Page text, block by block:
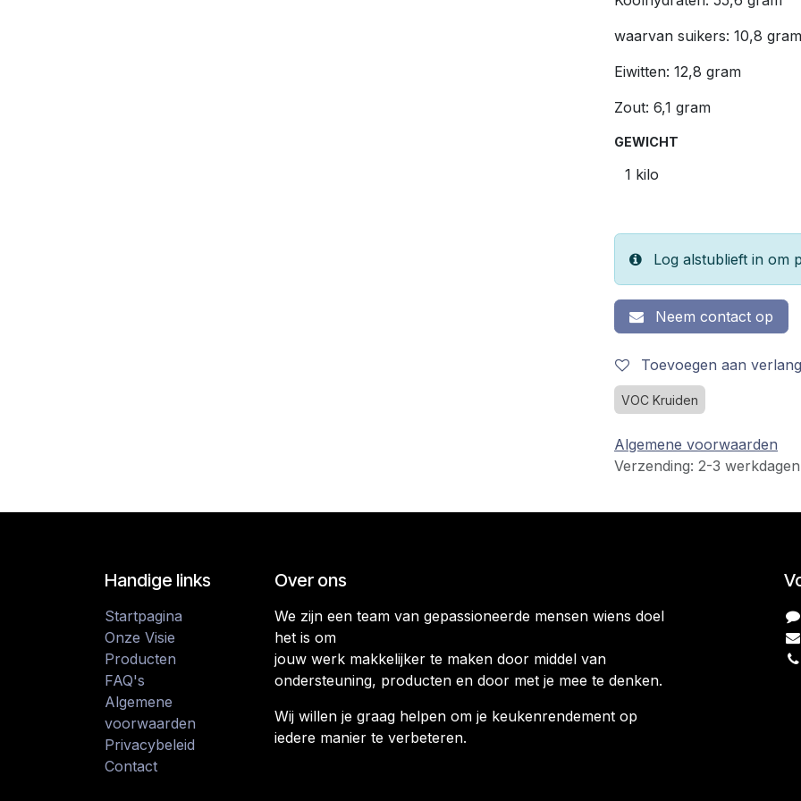
waarvan suikers: 10,8 gram
Eiwitten: 12,8 gram
Zout: 6,1 gram
GEWICHT
Log alstublieft in om
Neem contact op
Toevoegen aan
VOC Kruiden
Algemene voorwaarden
Verzending: 2-3 werkdagen
Handige links
Startpagina
Onze Visie
Producten
FAQ's
Algemene
voorwaarden
Privacybeleid
Contact
Over ons
We zijn een team van gepassioneerde mensen wiens doel
het is om
jouw werk makkelijker te maken door middel van
ondersteuning, producten en door met je mee te denken.
Wij willen je graag helpen om je keukenrendement op
iedere manier te verbeteren.